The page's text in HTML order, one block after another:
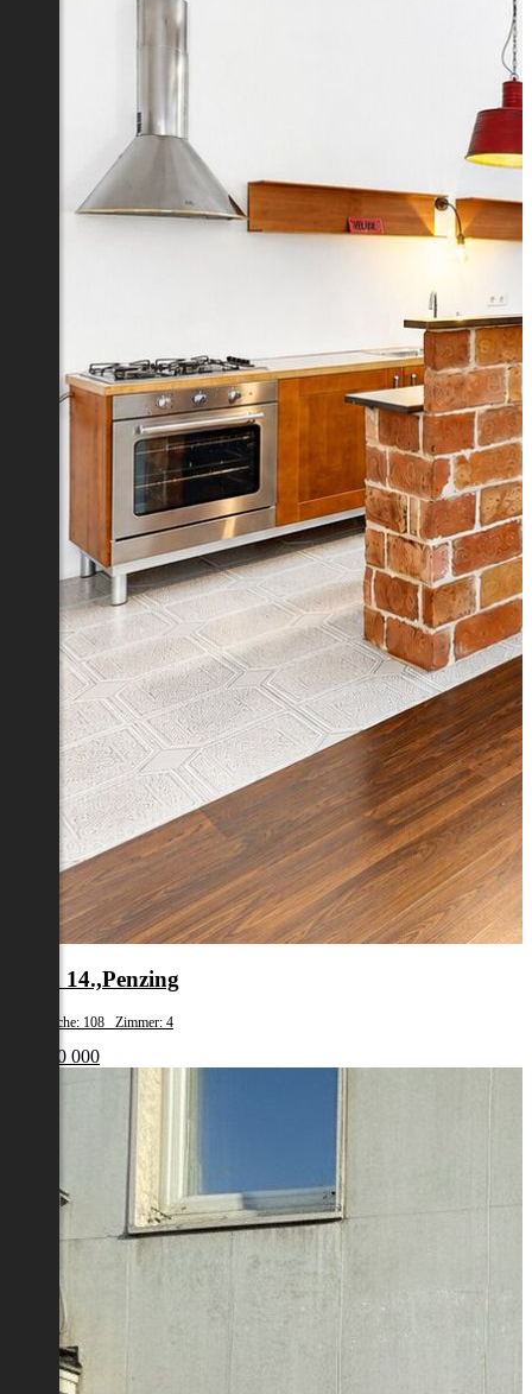
Wien 14.,Penzing
Wohnfläche: 108 Zimmer: 4
€ 1 200 000